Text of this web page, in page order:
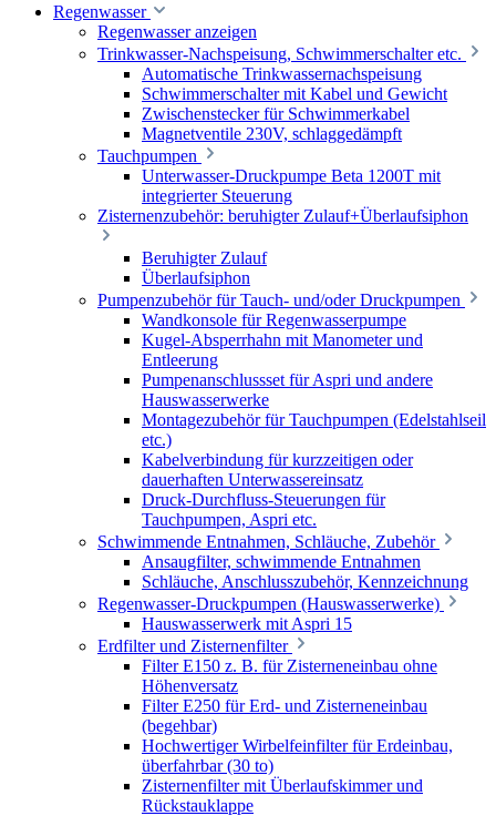
Regenwasser
Regenwasser anzeigen
Trinkwasser-Nachspeisung, Schwimmerschalter etc.
Automatische Trinkwassernachspeisung
Schwimmerschalter mit Kabel und Gewicht
Zwischenstecker für Schwimmerkabel
Magnetventile 230V, schlaggedämpft
Tauchpumpen
Unterwasser-Druckpumpe Beta 1200T mit
integrierter Steuerung
Zisternenzubehör: beruhigter Zulauf+Überlaufsiphon
Beruhigter Zulauf
Überlaufsiphon
Pumpenzubehör für Tauch- und/oder Druckpumpen
Wandkonsole für Regenwasserpumpe
Kugel-Absperrhahn mit Manometer und
Entleerung
Pumpenanschlussset für Aspri und andere
Hauswasserwerke
Montagezubehör für Tauchpumpen (Edelstahlseil
etc.)
Kabelverbindung für kurzzeitigen oder
dauerhaften Unterwassereinsatz
Druck-Durchfluss-Steuerungen für
Tauchpumpen, Aspri etc.
Schwimmende Entnahmen, Schläuche, Zubehör
Ansaugfilter, schwimmende Entnahmen
Schläuche, Anschlusszubehör, Kennzeichnung
Regenwasser-Druckpumpen (Hauswasserwerke)
Hauswasserwerk mit Aspri 15
Erdfilter und Zisternenfilter
Filter E150 z. B. für Zisterneneinbau ohne
Höhenversatz
Filter E250 für Erd- und Zisterneneinbau
(begehbar)
Hochwertiger Wirbelfeinfilter für Erdeinbau,
überfahrbar (30 to)
Zisternenfilter mit Überlaufskimmer und
Rückstauklappe